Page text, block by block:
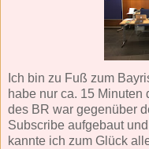
Ich bin zu Fuß zum
habe nur ca. 15 Minuten
des BR war gegenüber
Subscribe aufgebaut
kannte ich zum Glück